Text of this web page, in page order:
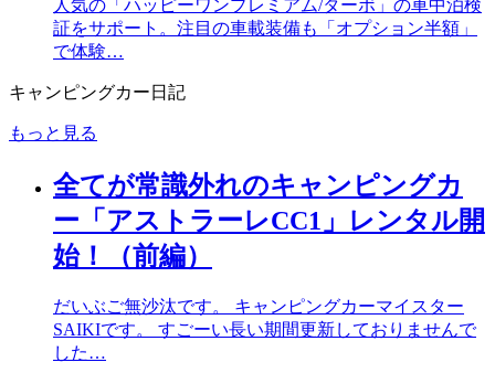
人気の「ハッピーワンプレミアム/ターボ」の車中泊検
証をサポート。注目の車載装備も「オプション半額」
で体験…
キャンピングカー日記
もっと見る
全てが常識外れのキャンピングカ
ー「アストラーレCC1」レンタル開
始！（前編）
だいぶご無沙汰です。 キャンピングカーマイスター
SAIKIです。 すごーい長い期間更新しておりませんで
した…